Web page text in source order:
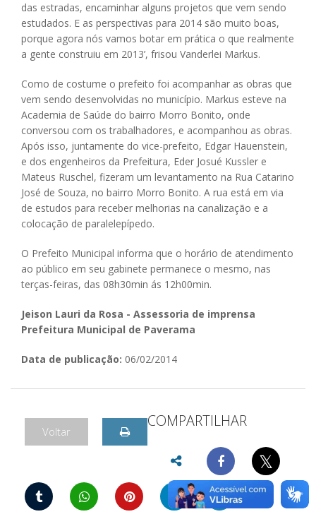
das estradas, encaminhar alguns projetos que vem sendo
estudados. E as perspectivas para 2014 são muito boas,
porque agora nós vamos botar em prática o que realmente
a gente construiu em 2013’, frisou Vanderlei Markus.
Como de costume o prefeito foi acompanhar as obras que
vem sendo desenvolvidas no município. Markus esteve na
Academia de Saúde do bairro Morro Bonito, onde
conversou com os trabalhadores, e acompanhou as obras.
Após isso, juntamente do vice-prefeito, Edgar Hauenstein,
e dos engenheiros da Prefeitura, Eder Josué Kussler e
Mateus Ruschel, fizeram um levantamento na Rua Catarino
José de Souza, no bairro Morro Bonito. A rua está em via
de estudos para receber melhorias na canalização e a
colocação de paralelepípedo.
O Prefeito Municipal informa que o horário de atendimento
ao público em seu gabinete permanece o mesmo, nas
terças-feiras, das 08h30min ás 12h00min.
Jeison Lauri da Rosa - Assessoria de imprensa
Prefeitura Municipal de Paverama
Data de publicação: 06/02/2014
Voltar
COMPARTILHAR
𝕏